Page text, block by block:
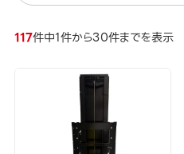
117件中1件から30件までを表示